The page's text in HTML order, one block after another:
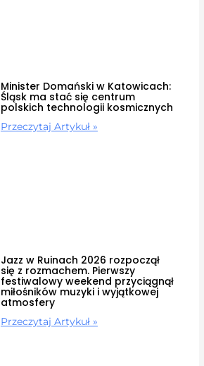
Minister Domański w Katowicach:
Śląsk ma stać się centrum
polskich technologii kosmicznych
Przeczytaj Artykuł »
Jazz w Ruinach 2026 rozpoczął
się z rozmachem. Pierwszy
festiwalowy weekend przyciągnął
miłośników muzyki i wyjątkowej
atmosfery
Przeczytaj Artykuł »